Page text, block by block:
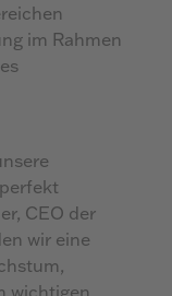
im Rahmen
CEO der
wir eine
wichtigen